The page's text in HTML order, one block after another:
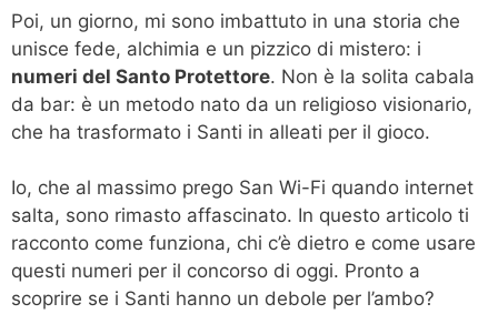
Poi, un giorno, mi sono imbattuto in una storia che
unisce fede, alchimia e un pizzico di mistero: i
numeri del Santo Protettore. Non è la solita cabala
da bar: è un metodo nato da un religioso visionario,
che ha trasformato i Santi in alleati per il gioco.
Io, che al massimo prego San Wi-Fi quando internet
salta, sono rimasto affascinato. In questo articolo ti
racconto come funziona, chi c’è dietro e come usare
questi numeri per il concorso di oggi. Pronto a
scoprire se i Santi hanno un debole per l’ambo?